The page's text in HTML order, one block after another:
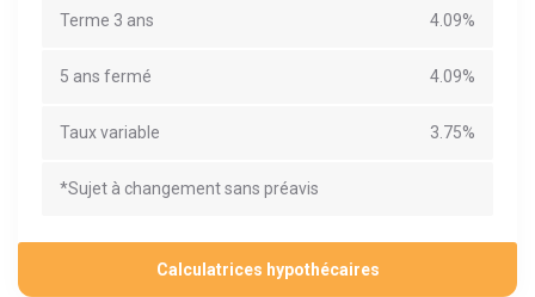
Terme 3 ans 4.09%
5 ans fermé 4.09%
Taux variable 3.75%
*Sujet à changement sans préavis
Calculatrices hypothécaires